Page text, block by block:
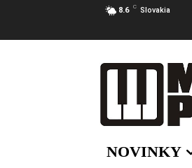
8.6 C Slovakia
NOVINKY